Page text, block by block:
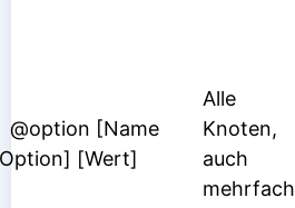
@option [Name
[Wert]
Alle
Knoten,
auch
mehrfach